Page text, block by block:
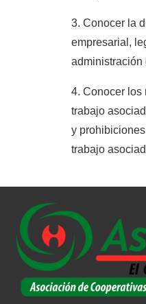
3. Conocer la
empresarial,
administración
4. Conocer los
trabajo
y
trabajo